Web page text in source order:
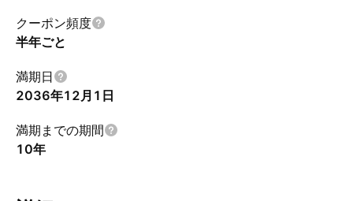
クーポン頻度
半年ごと
満期日
2036年12月1日
満期までの期間
10年